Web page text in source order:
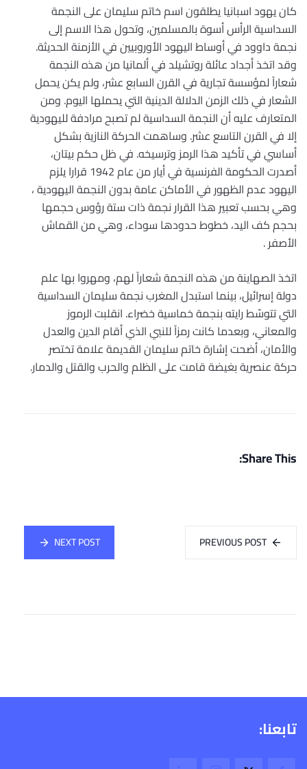
كان يهود اسبانيا يطلقون اسم خاتم سليمان على النجمة
السداسية الرأس أسوة بالمسلمين، وتحول هذا الاسم إلى
نجمة داوود في أوساط اليهود الأوروبيين في الأزمنة الحديثة.
وقد اتخذ أجداد عائلة روتشيلد في ألمانيا من هذه النجمة
شعاراً لمؤسسة تجارية في القرن السابع عشر، ولم يكن يحمل
الشعار في ذلك الزمن الدلالة الدينية التي يحملها اليوم. ومن
المتعارف عليه أن النجمة السداسية لم تصبح مرادفة لليهودية
إلا في القرن التاسع عشر. وساهمت الحركة النازية بشكل
أساسي في تأكيد هذا الرمز وترسيخه. في ظل حكم بيتان،
أصدرت الحكومة الفرنسية في أيار من عام 1942 قرارا يلزم
اليهود عدم الظهور في الأماكن عامة بدون النجمة اليهودية ،
وهي بحسب تعبير هذا القرار نجمة ذات ستة رؤوس حجمها
بحجم كف اليد، خطوط حدودها سوداء، وهي من القماش
الأصفر .
اتخذ الصهاينة من هذه النجمة شعاراً لهم، ومهروا بها علم
دولة إسرائيل، بينما استبدل المغرب نجمة سليمان السداسية
التي تتوسّط رايته بنجمة خماسية خضراء. انقلبت الرموز
والمعاني، وبعدما كانت رمزاً للنبي الذي أقام الدين والعدل
والأمان، أضحت إشارة خاتم سليمان القديمة علامة تختصر
حركة عنصرية بغيضة قامت على الظلم والحرب والقتل والدمار.
Share This:
PREVIOUS POST
NEXT POST
تابعنا: